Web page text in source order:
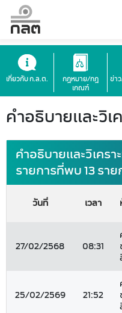
เกี่ยวกับ ก.ล.ต.
กฎหมาย/กฎ
เกณฑ์
ข่า
คำอธิบายและวิ
คำอธิบายและวิเคร
รายการที่พบ 13 ราย
วันที่ เวลา
27/02/2568 08:31
25/02/2569 21:52